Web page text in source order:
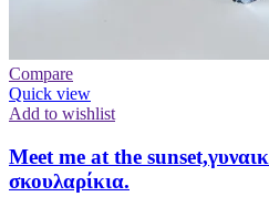
Compare
Quick view
Add to wishlist
Meet me at the
σκουλαρίκια.